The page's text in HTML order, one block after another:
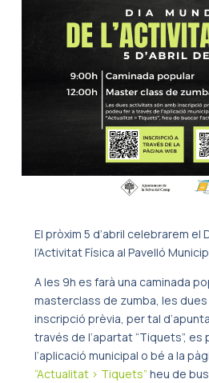
El pròxim 5 d’abril celebrarem el
l’Activitat Física al Pavelló
A les 9h es farà una caminada
masterclass de zumba, les
inscripció prèvia, per tal
través de l’apartat “Tiquets”,
l’aplicació municipal o bé a la
“Actualitat > Tiquets” heu de